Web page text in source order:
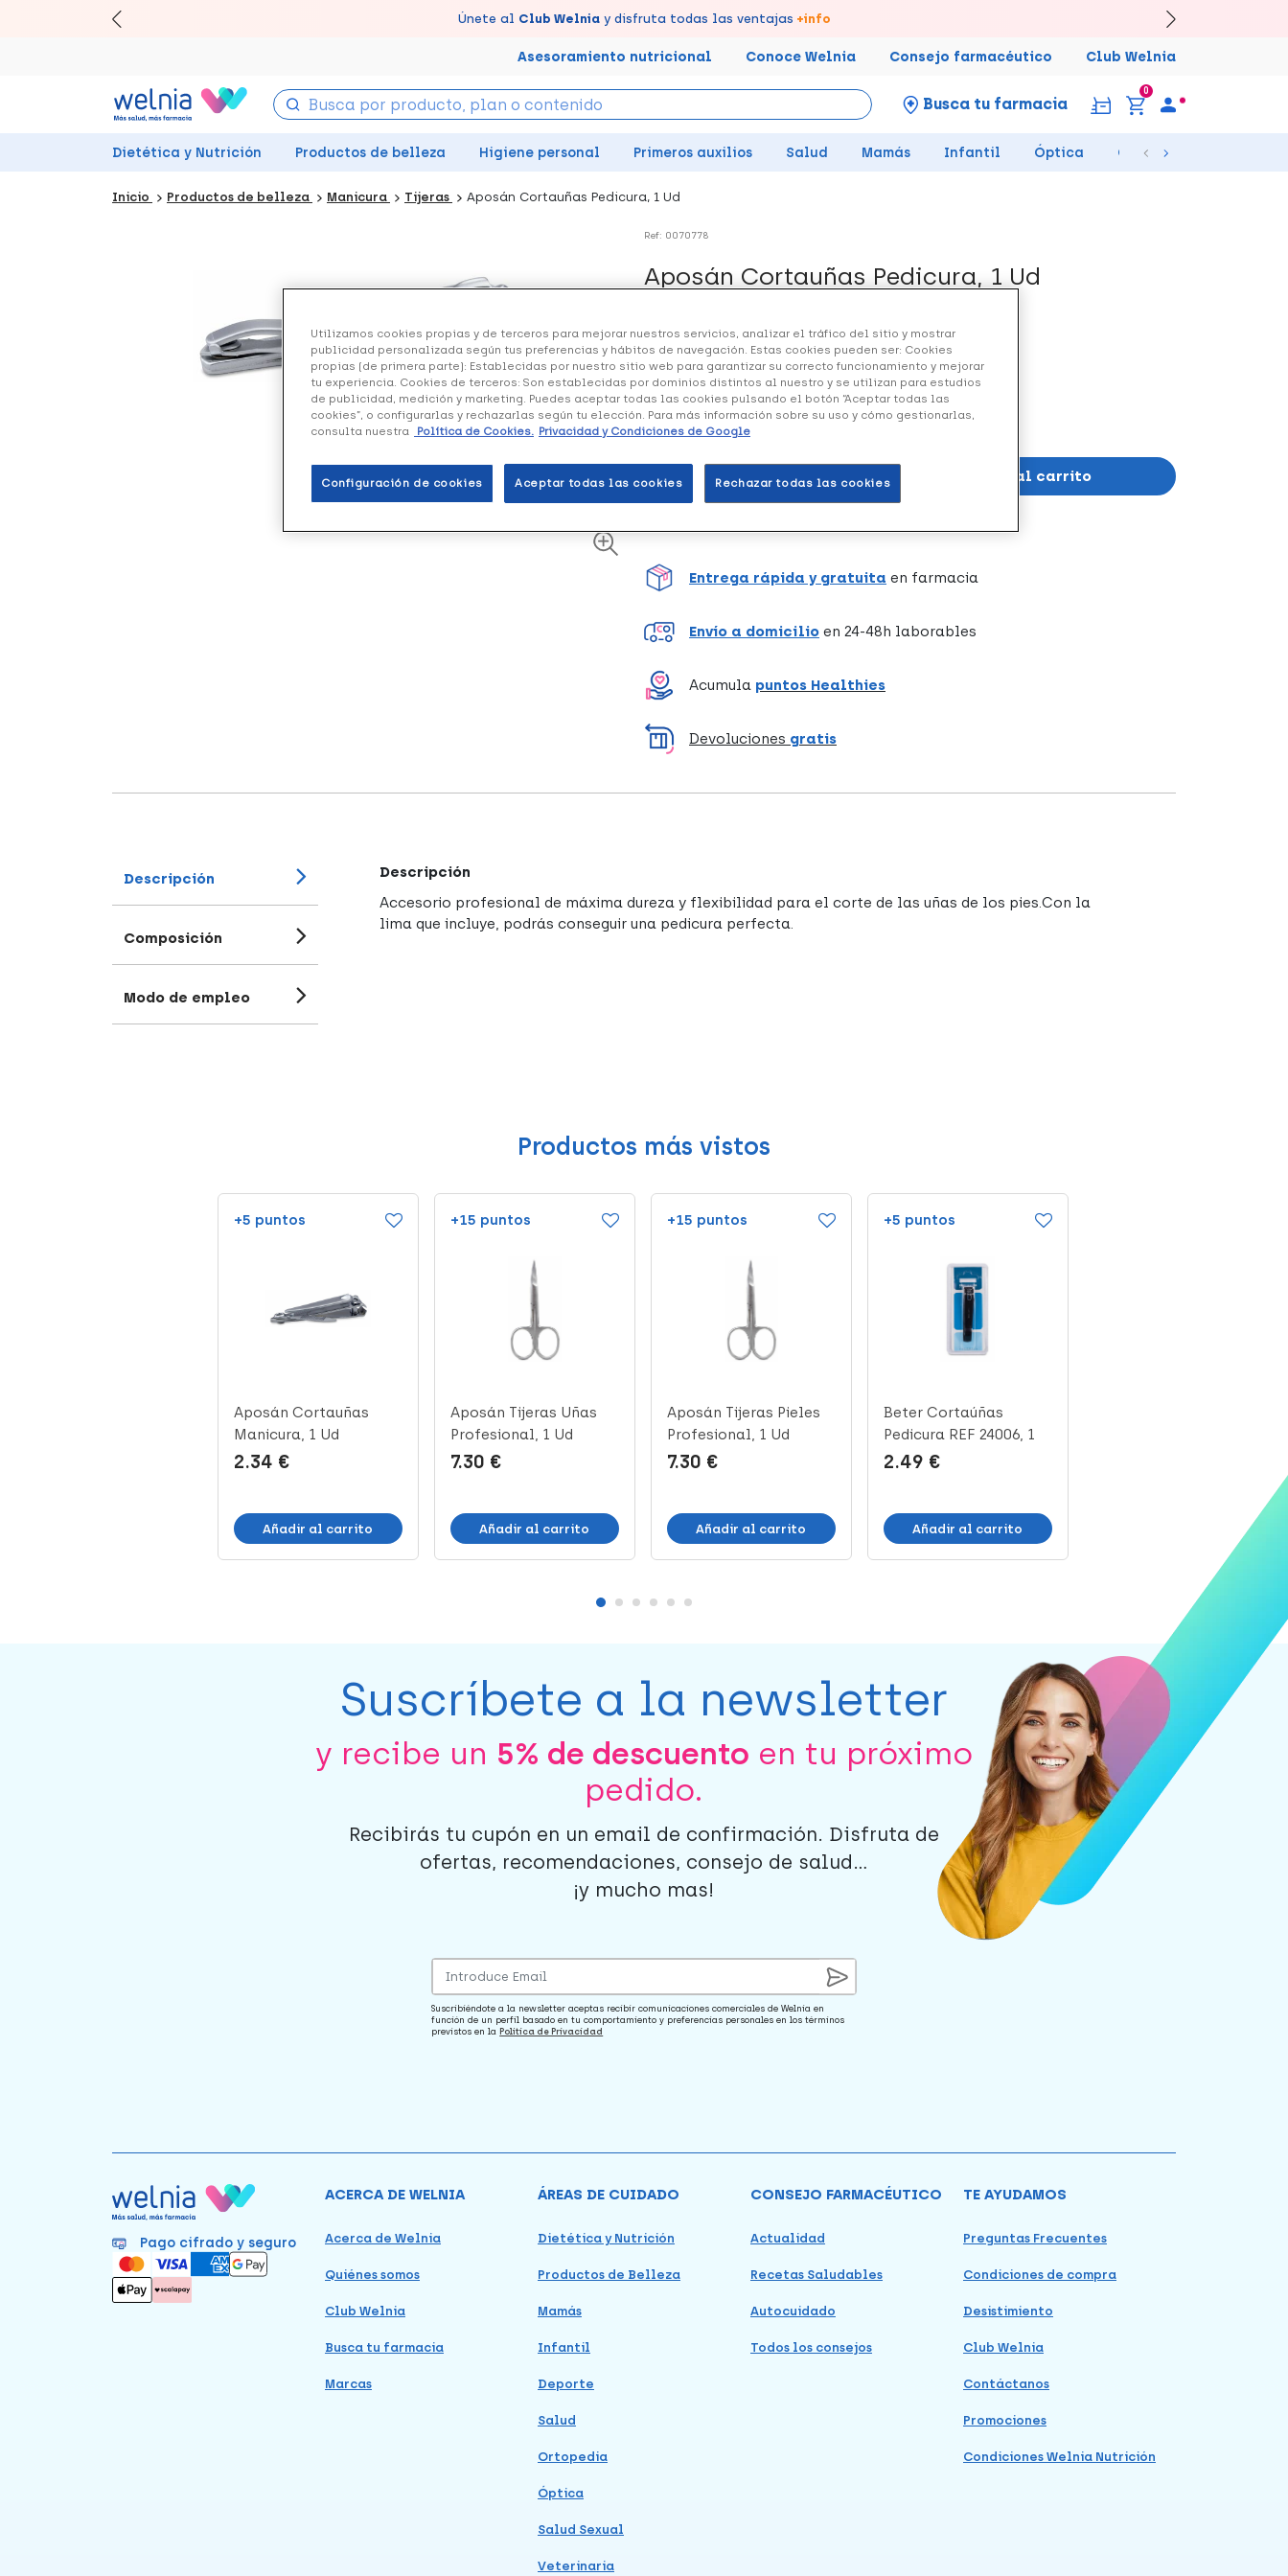
Disfruta de la entregarápida y gratuitaen farmacia
Únete al Club Welniay disfruta todas las ventajas +info
Llévate un7% de descuentocreando tu cuentaaquí
Canjea tus puntos en tu Farmacia de Confianza, acumúlalos online.
Asesoramiento nutricional Conoce Welnia Consejo farmacéutico Club Welnia
Busca tu farmacia
0
Dietética y Nutrición Productos de belleza Higiene personal Primeros auxilios Salud Mamás Infantil Óptica Ortopedia
Inicio Productos de belleza Manicura Tijeras Aposán Cortauñas Pedicura, 1 Ud
Ref: 0070778
Aposán Cortauñas Pedicura, 1 Ud
+ 7 puntosHealthies
Cortauñas de acero de carbono.
Unidades Añadir al carrito
Entrega rápida y gratuita en farmacia
Envío a domicilio en 24-48h laborables
Acumula puntos Healthies
Devoluciones gratis
Descripción
Composición
Modo de empleo
Descripción
Accesorio profesional de máxima dureza y flexibilidad para el corte de las uñas de los pies.Con la
lima que incluye, podrás conseguir una pedicura perfecta.
Productos más vistos
+5 puntos
Aposán Cortauñas
Manicura, 1 Ud
2.34 €
Añadir al carrito
+15 puntos
Aposán Tijeras Uñas
Profesional, 1 Ud
7.30 €
Añadir al carrito
+15 puntos
Aposán Tijeras Pieles
Profesional, 1 Ud
7.30 €
Añadir al carrito
+5 puntos
Beter Cortaúñas
Pedicura REF 24006, 1
Ud
2.49 €
Añadir al carrito
Suscríbete a la newsletter
y recibe un 5% de descuento en tu próximo
pedido.
Recibirás tu cupón en un email de confirmación. Disfruta de
ofertas, recomendaciones, consejo de salud...
¡y mucho mas!
Suscribiéndote a la newsletter aceptas recibir comunicaciones comerciales de Welnia en
función de un perfil basado en tu comportamiento y preferencias personales en los términos
previstos en laPolítica de Privacidad
Pago cifrado y seguro
ACERCA DE WELNIA
Acerca de Welnia
Quiénes somos
Club Welnia
Busca tu farmacia
Marcas
ÁREAS DE CUIDADO
Dietética y Nutrición
Productos de Belleza
Mamás
Infantil
Deporte
Salud
Ortopedia
Óptica
Salud Sexual
Veterinaria
CONSEJO FARMACÉUTICO
Actualidad
Recetas Saludables
Autocuidado
Todos los consejos
TE AYUDAMOS
Preguntas Frecuentes
Condiciones de compra
Desistimiento
Club Welnia
Contáctanos
Promociones
Condiciones Welnia Nutrición
Utilizamos cookies propias y de terceros para mejorar nuestros servicios, analizar el tráfico del sitio y mostrar
publicidad personalizada según tus preferencias y hábitos de navegación. Estas cookies pueden ser: Cookies
propias (de primera parte): Establecidas por nuestro sitio web para garantizar su correcto funcionamiento y mejorar
tu experiencia. Cookies de terceros: Son establecidas por dominios distintos al nuestro y se utilizan para estudios
de publicidad, medición y marketing. Puedes aceptar todas las cookies pulsando el botón “Aceptar todas las
cookies”, o configurarlas y rechazarlas según tu elección. Para más información sobre su uso y cómo gestionarlas,
consulta nuestra
Política de Cookies. Privacidad y Condiciones de Google
Configuración de cookies Rechazar todas las cookies
Aceptar todas las cookies